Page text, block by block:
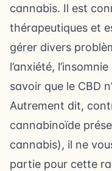
cannabis. Il est
thérapeutiques et
gérer divers
l’anxiété,
savoir que le CBD
Autrement dit,
cannabinoïde
cannabis), il ne
partie pour cette